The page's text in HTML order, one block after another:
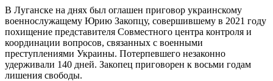
В Луганске на днях был оглашен приговор украинскому
военнослужащему Юрию Закопцу, совершившему в 2021 году
похищение представителя Совместного центра контроля и
координации вопросов, связанных с военными
преступлениями Украины. Потерпевшего незаконно
удерживали 140 дней. Закопец приговорен к восьми годам
лишения свободы.